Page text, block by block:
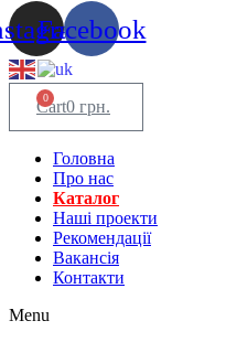
Facebook
0 грн.
0
Cart
Головна
Про нас
Каталог
Нашi проекти
Рекомендації
Вакансiя
Контакти
Menu